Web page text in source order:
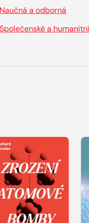
Naučná a odborná
Společenské a